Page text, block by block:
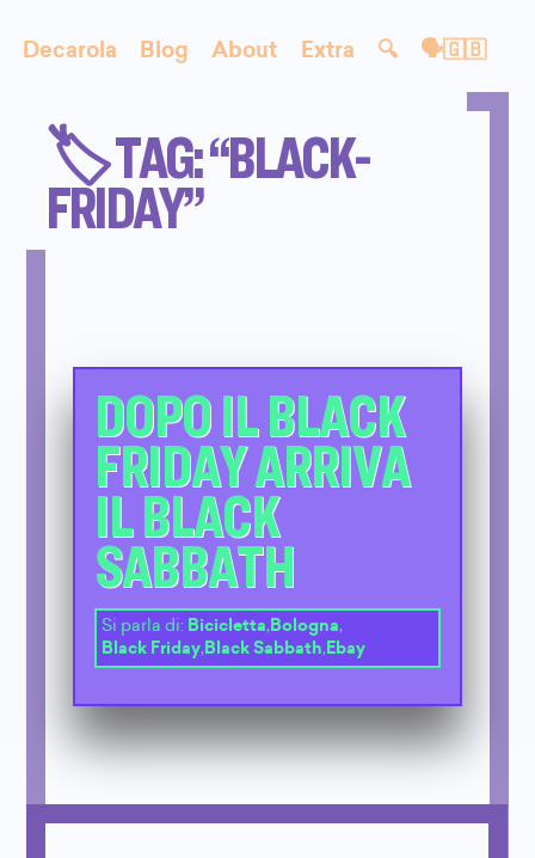
Decarola Blog About Extra 🔍 🗣🇬🇧
🏷️ TAG: “BLACK-
FRIDAY”
DOPO IL BLACK
FRIDAY ARRIVA
IL BLACK
SABBATH
Si parla di: Bicicletta,Bologna,
Black Friday,Black Sabbath,Ebay